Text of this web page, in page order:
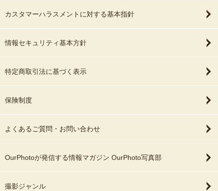
カスタマーハラスメントに対する基本指針
情報セキュリティ基本方針
特定商取引法に基づく表示
保険制度
よくあるご質問・お問い合わせ
OurPhotoが発信する情報マガジン OurPhoto写真部
撮影ジャンル